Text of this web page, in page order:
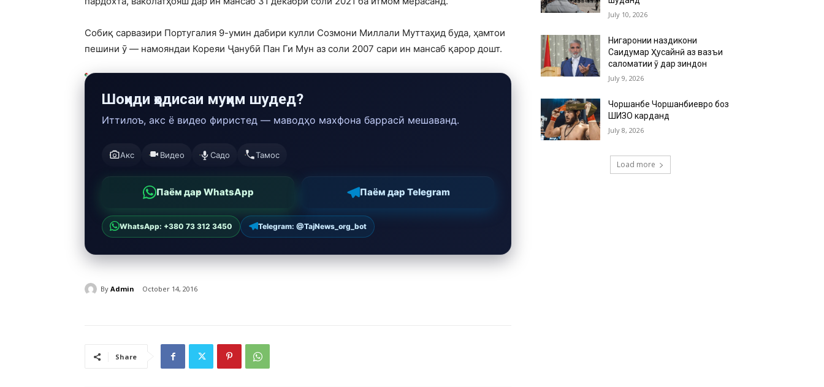
Собиқ сарвазири Португалия 9-умин дабири кулли Созмони Миллали Муттаҳид буда, ҳамтои
пешини ӯ — намояндаи Кореяи Ҷанубӣ Пан Ги Мун аз соли 2007 сари ин мансаб қарор дошт.
Шоҳиди ҳодисаи муҳим шудед?
Иттилоъ, акс ё видео фиристед — маводҳо махфона баррасӣ мешаванд.
Акс Видео Садо Тамос
Паём дар WhatsApp Паём дар Telegram
WhatsApp: +380 73 312 3450 Telegram: @TajNews_org_bot
By Admin October 14, 2016
Share
July 10, 2026
Нигаронии наздикони
Саидумар Ҳусайнӣ аз вазъи
саломатии ӯ дар зиндон
July 9, 2026
Чоршанбе Чоршанбиевро боз
ШИЗО карданд
July 8, 2026
Load more